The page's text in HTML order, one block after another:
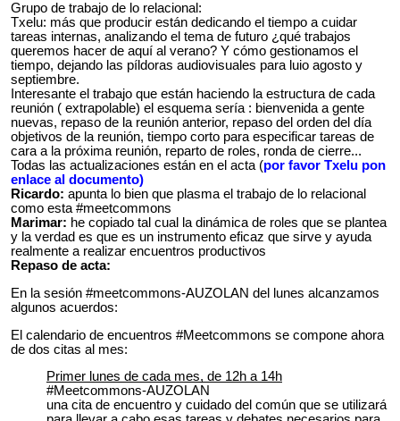
Grupo de trabajo de lo relacional:
Txelu: más que producir están dedicando el tiempo a cuidar
tareas internas, analizando el tema de futuro ¿qué trabajos
queremos hacer de aquí al verano? Y cómo gestionamos el
tiempo, dejando las píldoras audiovisuales para luio agosto y
septiembre.
Interesante el trabajo que están haciendo la estructura de cada
reunión ( extrapolable) el esquema sería : bienvenida a gente
nuevas, repaso de la reunión anterior, repaso del orden del día
objetivos de la reunión, tiempo corto para especificar tareas de
cara a la próxima reunión, reparto de roles, ronda de cierre...
Todas las actualizaciones están en el acta (por favor Txelu pon
enlace al documento)
Ricardo: apunta lo bien que plasma el trabajo de lo relacional
como esta #meetcommons
Marimar: he copiado tal cual la dinámica de roles que se plantea
y la verdad es que es un instrumento eficaz que sirve y ayuda
realmente a realizar encuentros productivos
Repaso de acta:
En la sesión #meetcommons-AUZOLAN del lunes alcanzamos
algunos acuerdos:
El calendario de encuentros #Meetcommons se compone ahora
de dos citas al mes:
Primer lunes de cada mes, de 12h a 14h
#Meetcommons-AUZOLAN
una cita de encuentro y cuidado del común que se utilizará